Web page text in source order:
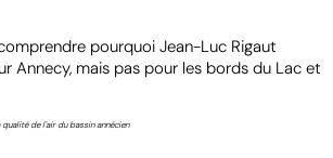
pourquoi Jean-Luc Rigaut
Annecy, mais pas pour les bords du Lac et
de l'air du bassin annécien